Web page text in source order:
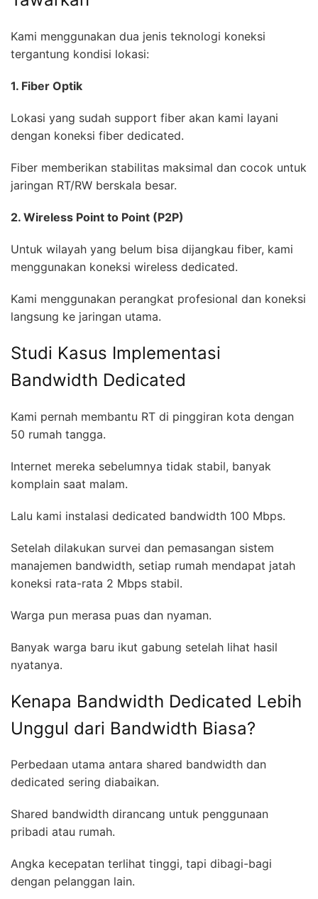
Kami menggunakan dua jenis teknologi koneksi
tergantung kondisi lokasi:
1. Fiber Optik
Lokasi yang sudah support fiber akan kami layani
dengan koneksi fiber dedicated.
Fiber memberikan stabilitas maksimal dan cocok untuk
jaringan RT/RW berskala besar.
2. Wireless Point to Point (P2P)
Untuk wilayah yang belum bisa dijangkau fiber, kami
menggunakan koneksi wireless dedicated.
Kami menggunakan perangkat profesional dan koneksi
langsung ke jaringan utama.
Studi Kasus Implementasi
Bandwidth Dedicated
Kami pernah membantu RT di pinggiran kota dengan
50 rumah tangga.
Internet mereka sebelumnya tidak stabil, banyak
komplain saat malam.
Lalu kami instalasi dedicated bandwidth 100 Mbps.
Setelah dilakukan survei dan pemasangan sistem
manajemen bandwidth, setiap rumah mendapat jatah
koneksi rata-rata 2 Mbps stabil.
Warga pun merasa puas dan nyaman.
Banyak warga baru ikut gabung setelah lihat hasil
nyatanya.
Kenapa Bandwidth Dedicated Lebih
Unggul dari Bandwidth Biasa?
Perbedaan utama antara shared bandwidth dan
dedicated sering diabaikan.
Shared bandwidth dirancang untuk penggunaan
pribadi atau rumah.
Angka kecepatan terlihat tinggi, tapi dibagi-bagi
dengan pelanggan lain.